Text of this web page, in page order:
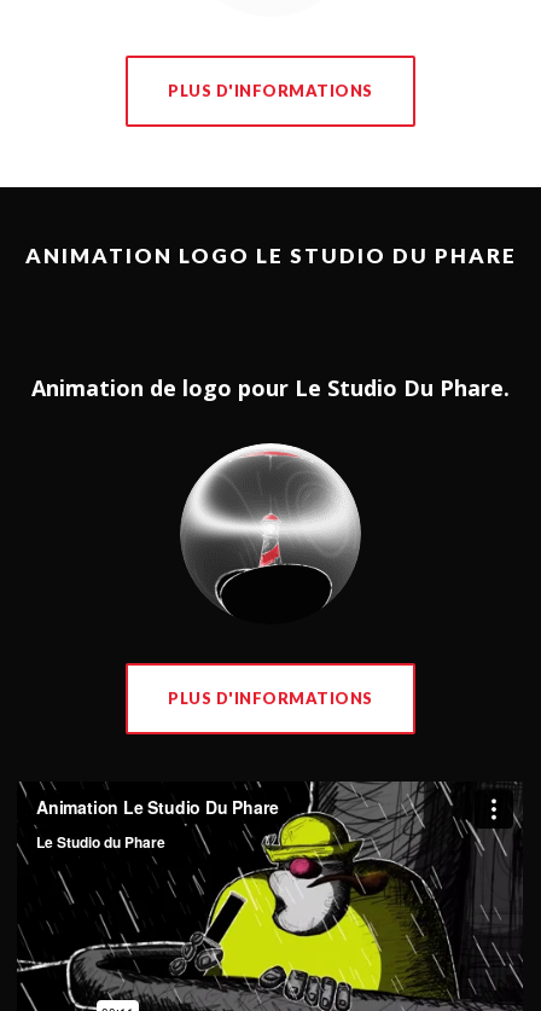
PLUS D'INFORMATIONS
ANIMATION LOGO LE STUDIO DU PHARE
Animation de logo pour Le Studio Du Phare.
PLUS D'INFORMATIONS